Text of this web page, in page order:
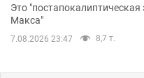
Это
Макса"
7.08.2026 23:47 8,7 т.